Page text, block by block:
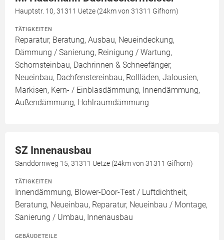
Hauptstr. 10, 31311 Uetze (24km von 31311 Gifhorn)
TÄTIGKEITEN
Reparatur, Beratung, Ausbau, Neueindeckung,
Dämmung / Sanierung, Reinigung / Wartung,
Schornsteinbau, Dachrinnen & Schneefänger,
Neueinbau, Dachfenstereinbau, Rollläden, Jalousien,
Markisen, Kern- / Einblasdämmung, Innendämmung,
Außendämmung, Hohlraumdämmung
SZ Innenausbau
Sanddornweg 15, 31311 Uetze (24km von 31311 Gifhorn)
TÄTIGKEITEN
Innendämmung, Blower-Door-Test / Luftdichtheit,
Beratung, Neueinbau, Reparatur, Neueinbau / Montage,
Sanierung / Umbau, Innenausbau
GEBÄUDETEILE